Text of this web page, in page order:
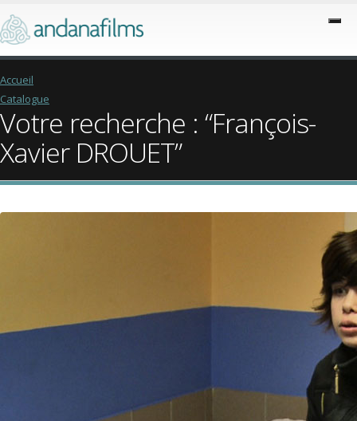
Accueil
Catalogue
Votre recherche : “François-
Xavier DROUET”